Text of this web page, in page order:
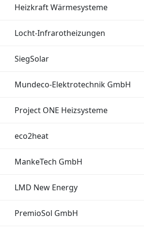
Heizkraft Wärmesysteme
Locht-Infrarotheizungen
SiegSolar
Mundeco-Elektrotechnik GmbH
Project ONE Heizsysteme
eco2heat
MankeTech GmbH
LMD New Energy
PremioSol GmbH